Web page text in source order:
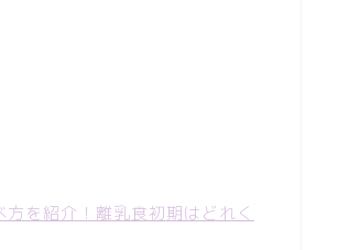
を紹介！離乳食初期はどれく